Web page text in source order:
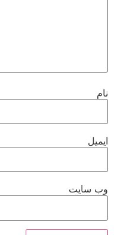
نام
ایمیل
وب‌ سایت